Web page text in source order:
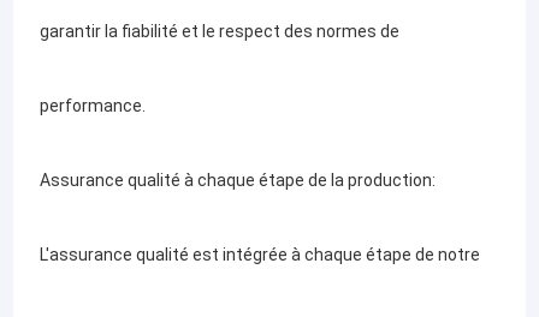
garantir la fiabilité et le respect des normes de
performance.
Assurance qualité à chaque étape de la production:
L'assurance qualité est intégrée à chaque étape de notre